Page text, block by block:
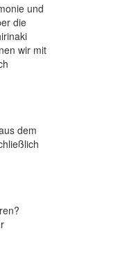
und
die
wir mit
dem